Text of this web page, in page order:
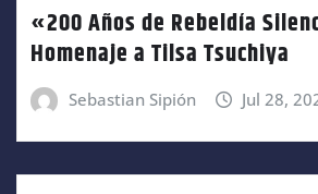
«200 Años de Rebeldía
Homenaje a Tilsa Tsuchiya
Sebastian Sipión Jul 28,